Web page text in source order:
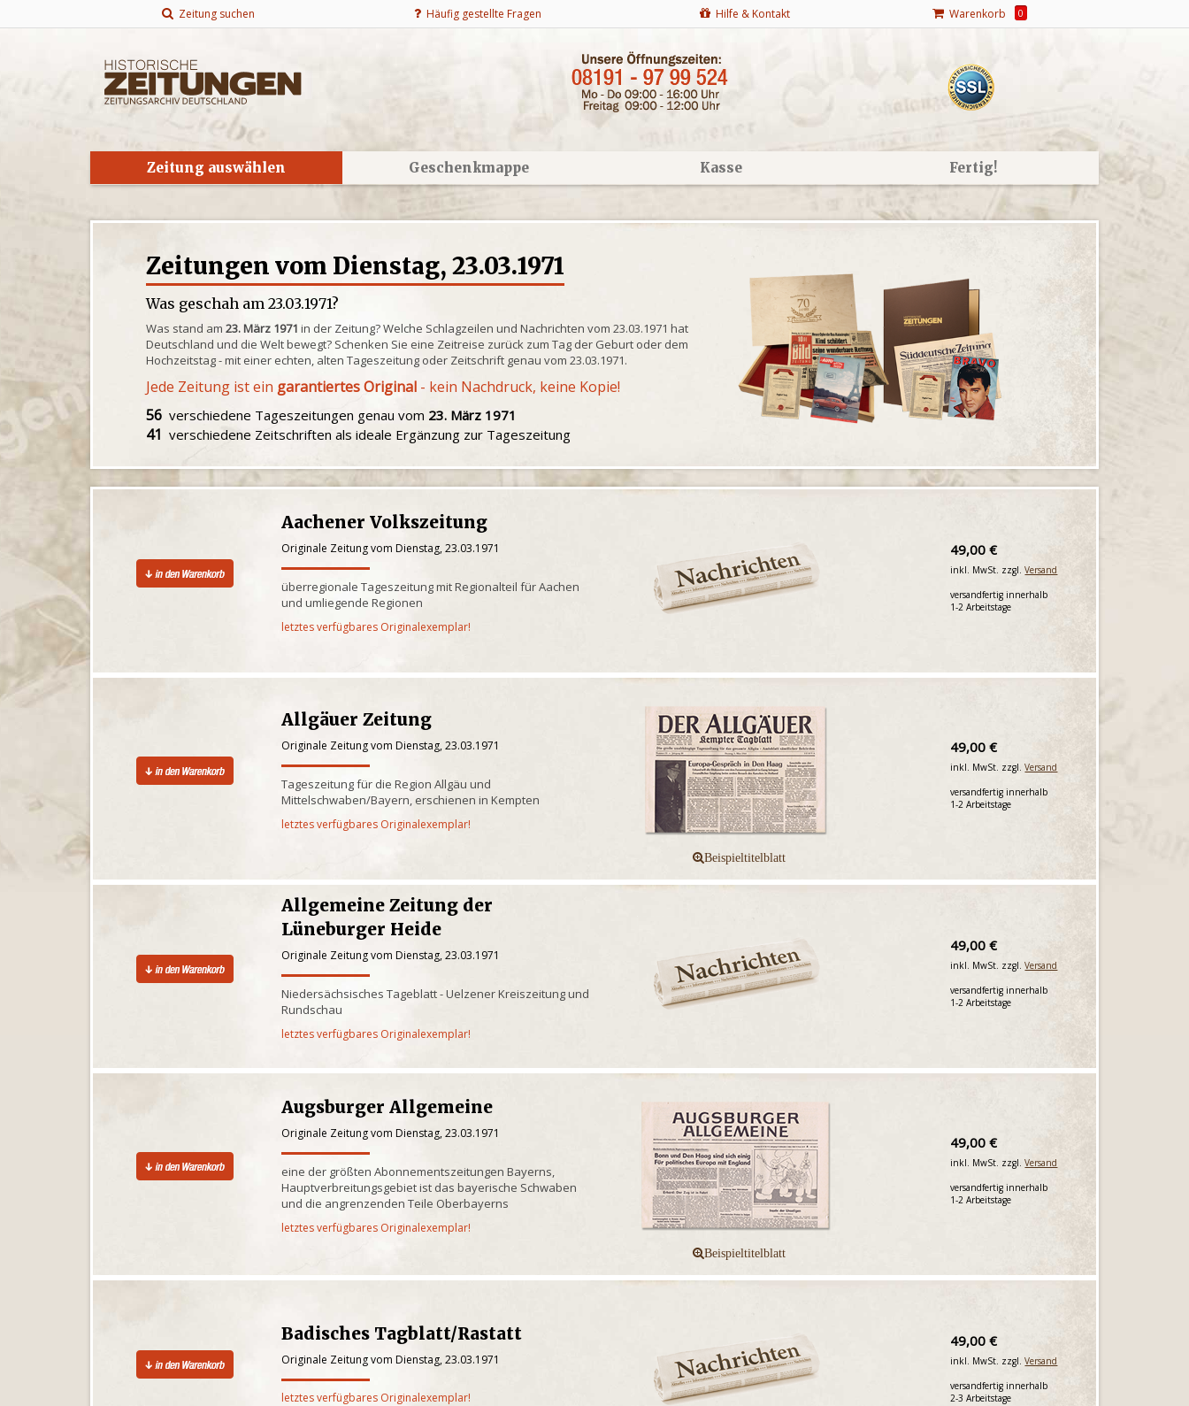
Zeitung suchen Häufig gestellte Fragen Hilfe & Kontakt Warenkorb 0
Zeitung auswählen Geschenkmappe Kasse Fertig!
Zeitungen vom Dienstag, 23.03.1971
Was geschah am 23.03.1971?
Was stand am23. März 1971 in der Zeitung? Welche Schlagzeilen und Nachrichten vom 23.03.1971 hat
Deutschland und die Welt bewegt? Schenken Sie eine Zeitreise zurück zum Tag der Geburt oder dem
Hochzeitstag - mit einer echten, alten Tageszeitung oder Zeitschrift genau vom 23.03.1971.
Jede Zeitung ist ein garantiertes Original - kein Nachdruck, keine Kopie!
56 verschiedene Tageszeitungen genau vom 23. März 1971
41 verschiedene Zeitschriften als ideale Ergänzung zur Tageszeitung
Aachener Volkszeitung
Originale Zeitung vom Dienstag, 23.03.1971
überregionale Tageszeitung mit Regionalteil für Aachen
und umliegende Regionen
letztes verfügbares Originalexemplar!
49,00 €
inkl. MwSt. zzgl.Versand
versandfertig innerhalb
1-2 Arbeitstage
Allgäuer Zeitung
Originale Zeitung vom Dienstag, 23.03.1971
Tageszeitung für die Region Allgäu und
Mittelschwaben/Bayern, erschienen in Kempten
letztes verfügbares Originalexemplar!
49,00 €
inkl. MwSt. zzgl.Versand
versandfertig innerhalb
1-2 Arbeitstage
Allgemeine Zeitung der
Lüneburger Heide
Originale Zeitung vom Dienstag, 23.03.1971
Niedersächsisches Tageblatt - Uelzener Kreiszeitung und
Rundschau
letztes verfügbares Originalexemplar!
49,00 €
inkl. MwSt. zzgl.Versand
versandfertig innerhalb
1-2 Arbeitstage
Augsburger Allgemeine
Originale Zeitung vom Dienstag, 23.03.1971
eine der größten Abonnementszeitungen Bayerns,
Hauptverbreitungsgebiet ist das bayerische Schwaben
und die angrenzenden Teile Oberbayerns
letztes verfügbares Originalexemplar!
49,00 €
inkl. MwSt. zzgl.Versand
versandfertig innerhalb
1-2 Arbeitstage
Badisches Tagblatt/Rastatt
Originale Zeitung vom Dienstag, 23.03.1971
letztes verfügbares Originalexemplar!
49,00 €
inkl. MwSt. zzgl.Versand
versandfertig innerhalb
2-3 Arbeitstage